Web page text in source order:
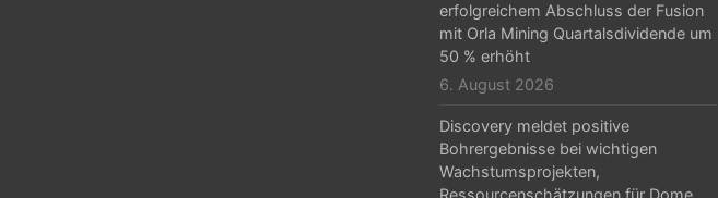
erfolgreichem Abschluss der Fusion
mit Orla Mining Quartalsdividende um
50 % erhöht
6. August 2026
Discovery meldet positive
Bohrergebnisse bei wichtigen
Wachstumsprojekten,
Ressourcenschätzungen für Dome